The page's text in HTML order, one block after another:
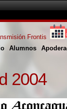
Alumnos
Frontis
2004